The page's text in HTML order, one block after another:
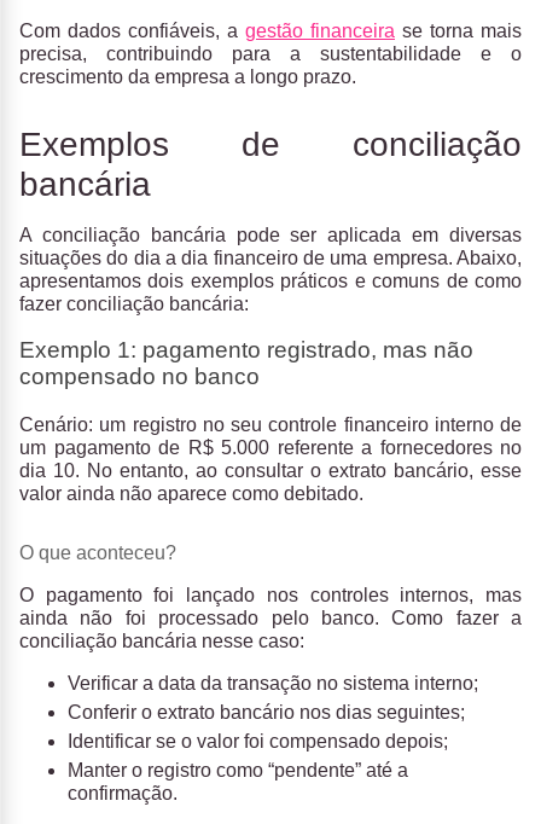
Com dados confiáveis, a gestão financeira se torna mais
precisa, contribuindo para a sustentabilidade e o
crescimento da empresa a longo prazo.
Exemplos de conciliação
bancária
A conciliação bancária pode ser aplicada em diversas
situações do dia a dia financeiro de uma empresa. Abaixo,
apresentamos dois exemplos práticos e comuns de como
fazer conciliação bancária:
Exemplo 1: pagamento registrado, mas não
compensado no banco
Cenário: um registro no seu controle financeiro interno de
um pagamento de R$ 5.000 referente a fornecedores no
dia 10. No entanto, ao consultar o extrato bancário, esse
valor ainda não aparece como debitado.
O que aconteceu?
O pagamento foi lançado nos controles internos, mas
ainda não foi processado pelo banco. Como fazer a
conciliação bancária nesse caso:
Verificar a data da transação no sistema interno;
Conferir o extrato bancário nos dias seguintes;
Identificar se o valor foi compensado depois;
Manter o registro como “pendente” até a
confirmação.